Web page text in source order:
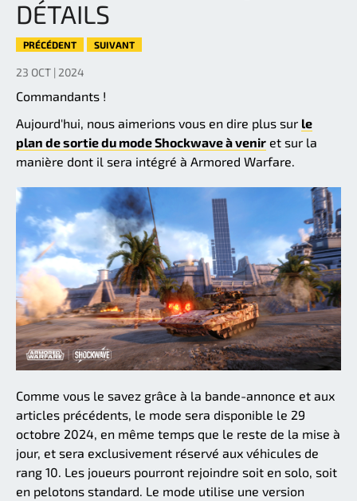
DÉTAILS
PRÉCÉDENT SUIVANT
23 OCT | 2024
Commandants !
Aujourd'hui, nous aimerions vous en dire plus sur le
plan de sortie du mode Shockwave à venir et sur la
manière dont il sera intégré à Armored Warfare.
Comme vous le savez grâce à la bande-annonce et aux
articles précédents, le mode sera disponible le 29
octobre 2024, en même temps que le reste de la mise à
jour, et sera exclusivement réservé aux véhicules de
rang 10. Les joueurs pourront rejoindre soit en solo, soit
en pelotons standard. Le mode utilise une version